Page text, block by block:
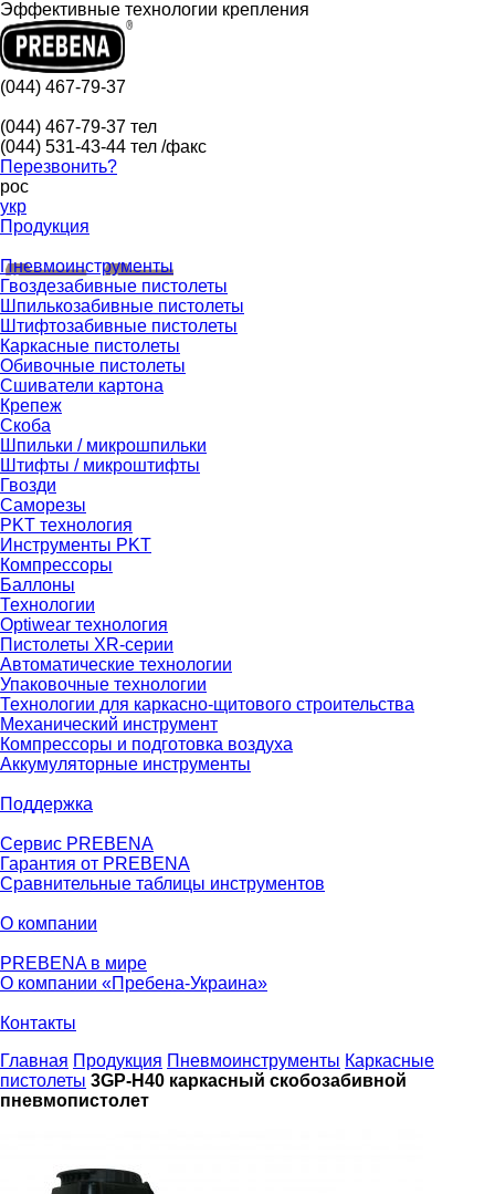
Эффективные технологии крепления
(044) 467-79-37
(044) 467-79-37 тел
(044) 531-43-44 тел /факс
Перезвонить?
рос
укр
Продукция
Пневмоинструменты
Гвоздезабивные пистолеты
Шпилькозабивные пистолеты
Штифтозабивные пистолеты
Каркасные пистолеты
Обивочные пистолеты
Сшиватели картона
Крепеж
Скоба
Шпильки / микрошпильки
Штифты / микроштифты
Гвозди
Саморезы
PKT технология
Инструменты PKT
Компрессоры
Баллоны
Технологии
Optiwear технология
Пистолеты XR-серии
Автоматические технологии
Упаковочные технологии
Технологии для каркасно-щитового строительства
Механический инструмент
Компрессоры и подготовка воздуха
Аккумуляторные инструменты
Поддержка
Сервис PREBENA
Гарантия от PREBENA
Сравнительные таблицы инструментов
О компании
PREBENA в мире
О компании «Пребена-Украина»
Контакты
Главная Продукция Пневмоинструменты Каркасные
пистолеты 3GP-H40 каркасный скобозабивной
пневмопистолет